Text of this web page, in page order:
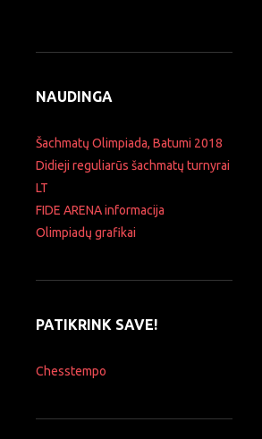
NAUDINGA
Šachmatų Olimpiada, Batumi 2018
Didieji reguliarūs šachmatų turnyrai
LT
FIDE ARENA informacija
Olimpiadų grafikai
PATIKRINK SAVE!
Chesstempo